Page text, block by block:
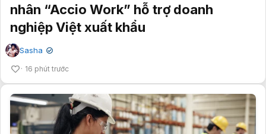
nhân “Accio Work” hỗ trợ doanh
nghiệp Việt xuất khẩu
Sasha ✔
16 phút trước